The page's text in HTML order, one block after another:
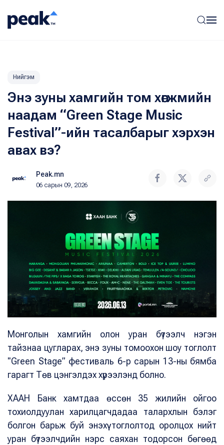
Нийгэм
Энэ зуны хамгийн том хөгжмийн
наадам “Green Stage Music
Festival”-ийн тасалбарыг хэрхэн
авах вэ?
Peak.mn
06 сарын 09, 2026
Монголын хамгийн олон уран бүтээлч нэгэн
тайзнаа цугларах, энэ зуны томоохон шоу тоглолт
"Green Stage” фестиваль 6-р сарын 13-ны бямба
гарагт Төв цэнгэлдэх хүрээлэнд болно.
ХААН Банк хамтдаа өссөн 35 жилийн ойгоо
тохиолдуулан харилцагчдадаа талархлын бэлэг
болгон барьж буй энэхүү тоглолтод оролцох нийт
уран бүтээлчдийн нэрс саяхан тодорсон бөгөөд